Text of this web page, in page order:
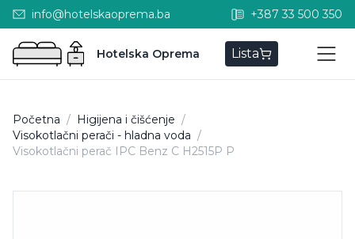
info@hotelskaoprema.ba +387 33 500 350
Hotelska Oprema Lista
Početna / Higijena i čišćenje /
Visokotlačni perači - hladna voda /
Visokotlačni perač IPC Benz C H2515P P